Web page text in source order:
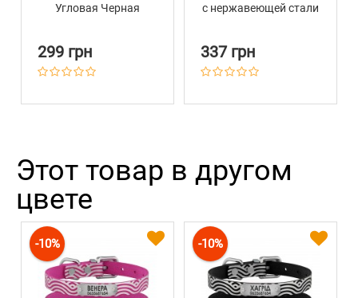
Угловая Черная
299 грн
с нержавеющей стали
337 грн
Этот товар в другом
цвете
-10% -10%